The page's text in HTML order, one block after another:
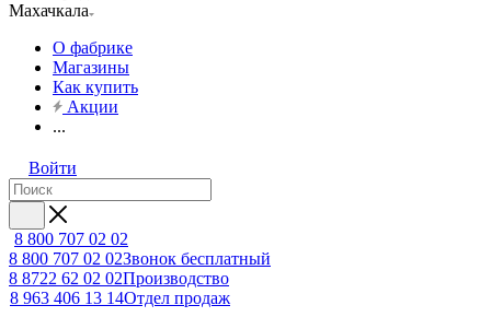
Махачкала
О фабрике
Магазины
Как купить
Акции
...
Войти
8 800 707 02 02
8 800 707 02 02Звонок бесплатный
8 8722 62 02 02Производство
8 963 406 13 14Отдел продаж